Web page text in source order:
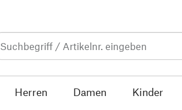
Herren Damen Kinder